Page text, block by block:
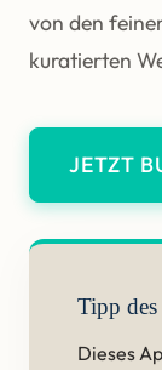
von den
kuratierten
JETZT
Tipp des
Dieses